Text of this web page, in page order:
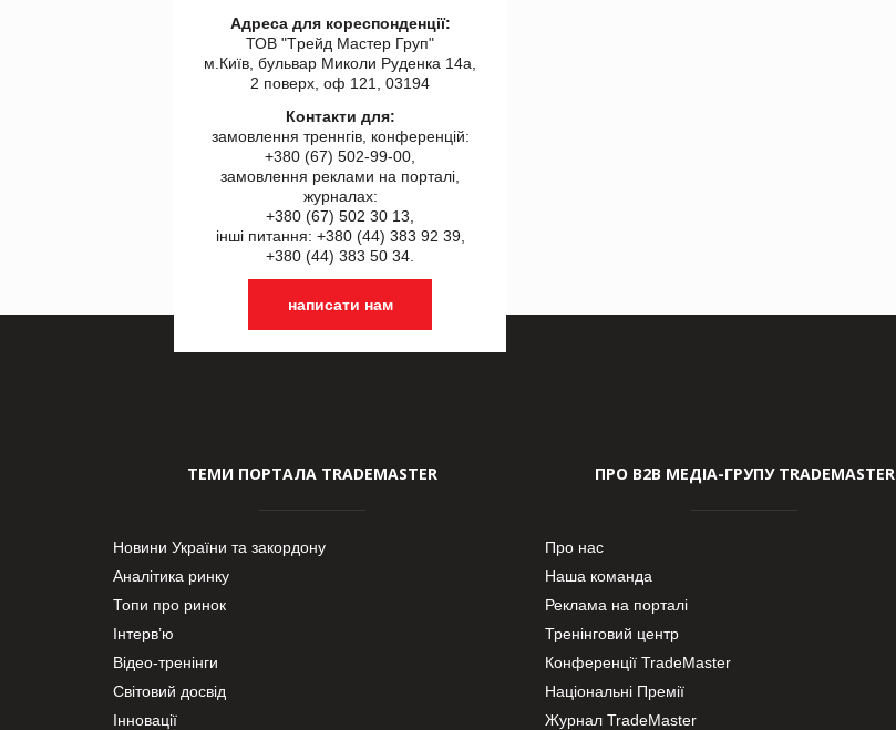
Адреса для кореспонденції:
ТОВ "Tрейд Мастер Груп"
м.Київ, бульвар Миколи Руденка 14а,
2 поверх, оф 121, 03194
Контакти для:
замовлення треннгів, конференцій:
+380 (67) 502-99-00,
замовлення реклами на порталі,
журналах:
+380 (67) 502 30 13,
інші питання: +380 (44) 383 92 39,
+380 (44) 383 50 34.
написати нам
ТЕМИ ПОРТАЛА TRADEMASTER
Новини України та закордону
Аналітика ринку
Топи про ринок
Інтерв’ю
Відео-тренінги
Світовий досвід
Інновації
ПРО В2В МЕДІА-ГРУПУ TRADEMASTER
Про нас
Наша команда
Реклама на порталі
Тренінговий центр
Конференції TradeMaster
Національні Премії
Журнал TradeMaster